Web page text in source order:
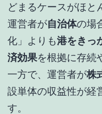
どまるケースがほと
運営者が自治体の場
化」よりも港をきっ
済効果を根拠に存続
一方で、運営者が株
設単体の収益性が経
す。